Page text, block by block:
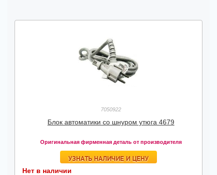
7050922
Блок автоматики со шнуром утюга 4679
Оригинальная фирменная деталь от производителя
УЗНАТЬ НАЛИЧИЕ И ЦЕНУ
Нет в наличии